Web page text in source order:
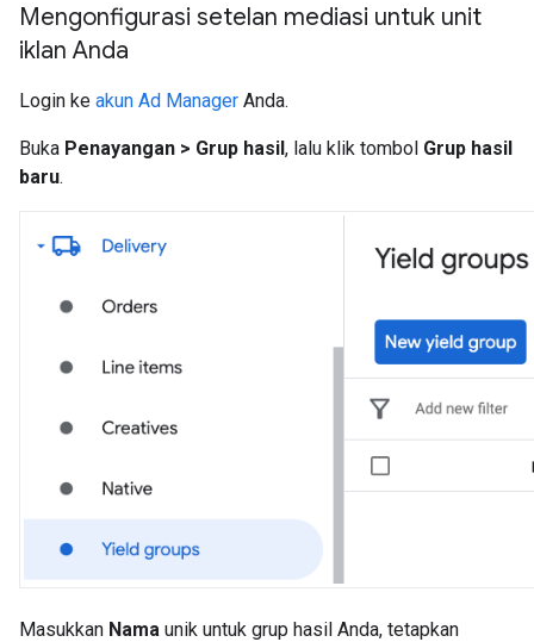
Mengonfigurasi setelan mediasi untuk unit
iklan Anda
Login ke akun Ad Manager Anda.
Buka Penayangan > Grup hasil, lalu klik tombol Grup hasil
baru.
Masukkan Nama unik untuk grup hasil Anda, tetapkan